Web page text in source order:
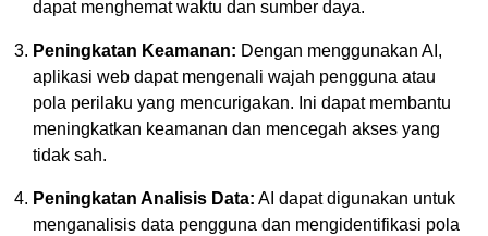
dapat menghemat waktu dan sumber daya.
Peningkatan Keamanan: Dengan menggunakan AI,
aplikasi web dapat mengenali wajah pengguna atau
pola perilaku yang mencurigakan. Ini dapat membantu
meningkatkan keamanan dan mencegah akses yang
tidak sah.
Peningkatan Analisis Data: AI dapat digunakan untuk
menganalisis data pengguna dan mengidentifikasi pola